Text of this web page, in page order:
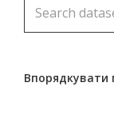
Впорядкувати